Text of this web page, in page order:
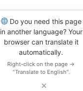
Do you need this page
in another language? Your
browser can translate it
automatically.
Right-click on the page →
"Translate to English".
✕